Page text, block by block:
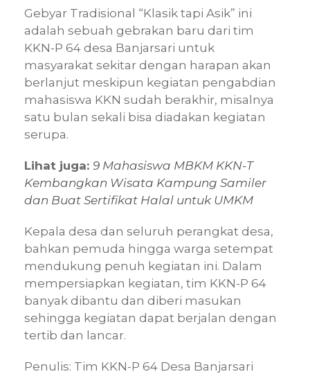
Gebyar Tradisional “Klasik tapi Asik” ini
adalah sebuah gebrakan baru dari tim
KKN-P 64 desa Banjarsari untuk
masyarakat sekitar dengan harapan akan
berlanjut meskipun kegiatan pengabdian
mahasiswa KKN sudah berakhir, misalnya
satu bulan sekali bisa diadakan kegiatan
serupa.
Lihat juga: 9 Mahasiswa MBKM KKN-T
Kembangkan Wisata Kampung Samiler
dan Buat Sertifikat Halal untuk UMKM
Kepala desa dan seluruh perangkat desa,
bahkan pemuda hingga warga setempat
mendukung penuh kegiatan ini. Dalam
mempersiapkan kegiatan, tim KKN-P 64
banyak dibantu dan diberi masukan
sehingga kegiatan dapat berjalan dengan
tertib dan lancar.
Penulis: Tim KKN-P 64 Desa Banjarsari